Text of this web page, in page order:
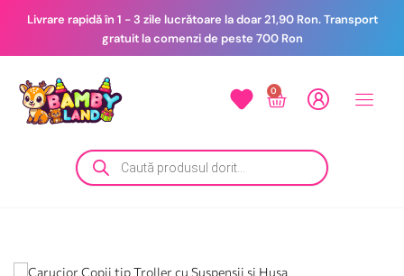
Livrare rapidă în 1 - 3 zile lucrătoare la doar 21,90 Ron. Transport
gratuit la comenzi de peste 700 Ron
0